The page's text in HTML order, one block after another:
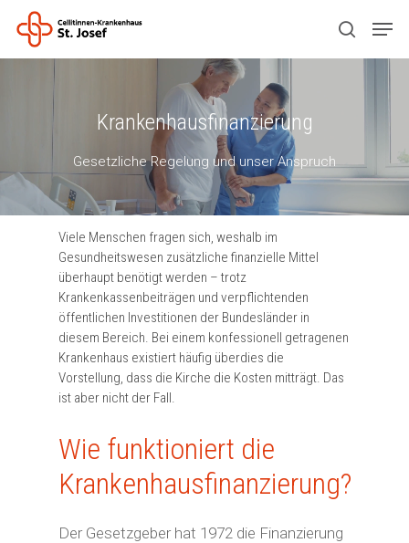
Drücken Sie ENTER zum Suchen oder ESC
zum Schließen.
Krankenhausfinanzierung
Gesetzliche Regelung und unser Anspruch
Viele Menschen fragen sich, weshalb im
Gesundheitswesen zusätzliche finanzielle Mittel
überhaupt benötigt werden – trotz
Krankenkassenbeiträgen und verpflichtenden
öffentlichen Investitionen der Bundesländer in
diesem Bereich. Bei einem konfessionell getragenen
Krankenhaus existiert häufig überdies die
Vorstellung, dass die Kirche die Kosten mitträgt. Das
ist aber nicht der Fall.
Wie funktioniert die
Krankenhausfinanzierung?
Der Gesetzgeber hat 1972 die Finanzierung